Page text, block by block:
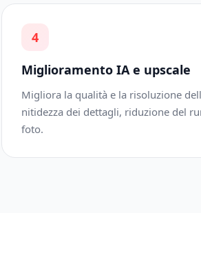
4
Miglioramento IA e upscale
Migliora la qualità e la risoluzione
nitidezza dei dettagli, riduzione del
foto.